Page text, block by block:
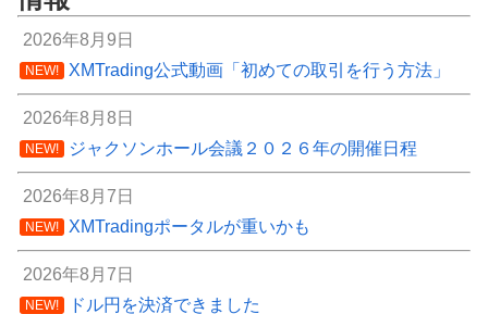
2026年8月9日
NEW! XMTrading公式動画「初めての取引を行う方法」
2026年8月8日
NEW! ジャクソンホール会議２０２６年の開催日程
2026年8月7日
NEW! XMTradingポータルが重いかも
2026年8月7日
NEW! ドル円を決済できました